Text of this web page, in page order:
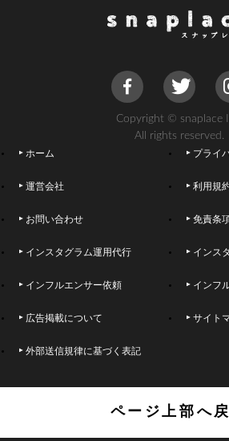
Copyright © snaplace
All rights reserved.
ホーム プライ
運営会社 利用規
お問い合わせ 免責条
インスタグラム運用代行 インス
インフルエンサー依頼 インフ
広告掲載について サイト
外部送信規律に基づく表記
ページ上部へ